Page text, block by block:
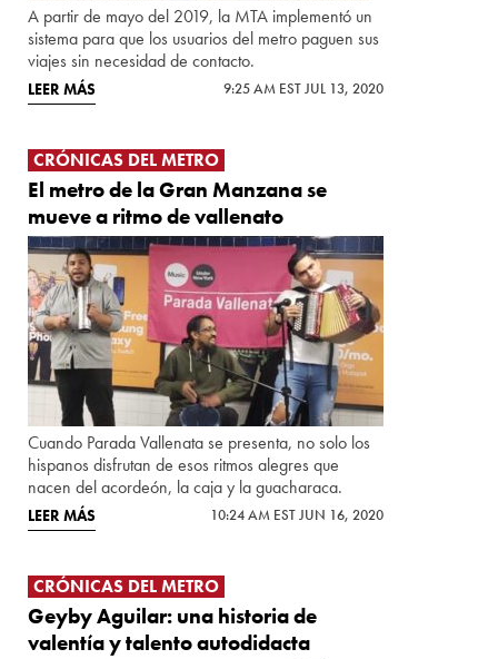
A partir de mayo del 2019, la MTA implementó un
sistema para que los usuarios del metro paguen sus
viajes sin necesidad de contacto.
LEER MÁS 9:25 AM EST JUL 13, 2020
CRÓNICAS DEL METRO
El metro de la Gran Manzana se
mueve a ritmo de vallenato
Cuando Parada Vallenata se presenta, no solo los
hispanos disfrutan de esos ritmos alegres que
nacen del acordeón, la caja y la guacharaca.
LEER MÁS 10:24 AM EST JUN 16, 2020
CRÓNICAS DEL METRO
Geyby Aguilar: una historia de
valentía y talento autodidacta